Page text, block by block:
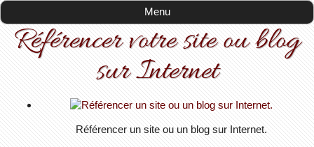
Menu
Référencer votre site ou blog
sur Internet
Référencer un site ou un blog sur Internet.
Menu